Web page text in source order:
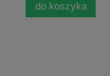
do koszyka